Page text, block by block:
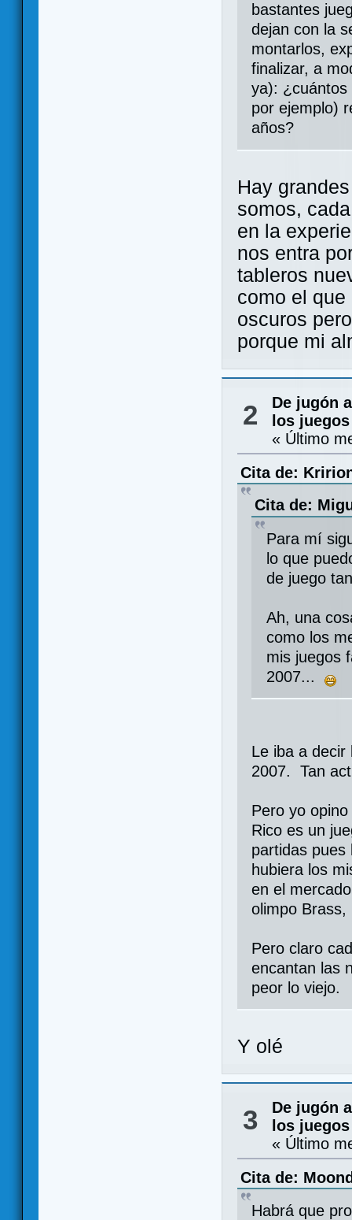
bastantes
dejan con la
montarlos,
finalizar, a
ya): ¿cuántos
por ejemplo)
años?
Hay
somos,
en la
nos entra
tableros
como el
oscuros
porque mi
2
De jugón
los
« Último
Cita de:
Cita de:
Para mí
lo que
de juego
Ah, una
como los
mis juegos
2007...
Le iba a
2007. Tan
Pero yo
Rico es un
partidas pues
hubiera los
en el
olimpo Brass,
Pero claro
encantan las
peor lo viejo.
Y olé
3
De jugón
los
« Último
Cita de:
Habrá que